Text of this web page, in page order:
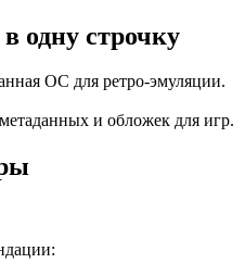
одну строчку
ОС для ретро‑эмуляции.
и обложек для игр.